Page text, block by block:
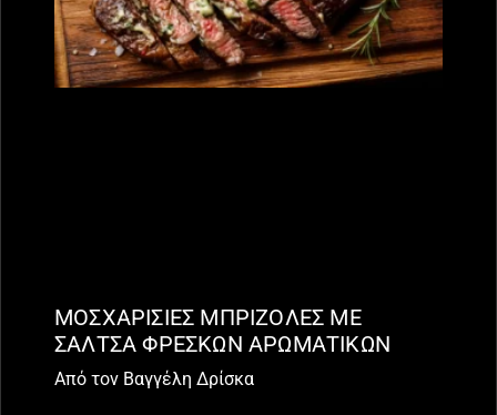
ΜΟΣΧΑΡΙΣΙΕΣ ΜΠΡΙΖΟΛΕΣ ΜΕ
ΣΑΛΤΣΑ ΦΡΕΣΚΩΝ ΑΡΩΜΑΤΙΚΩΝ
Από τον Βαγγέλη Δρίσκα